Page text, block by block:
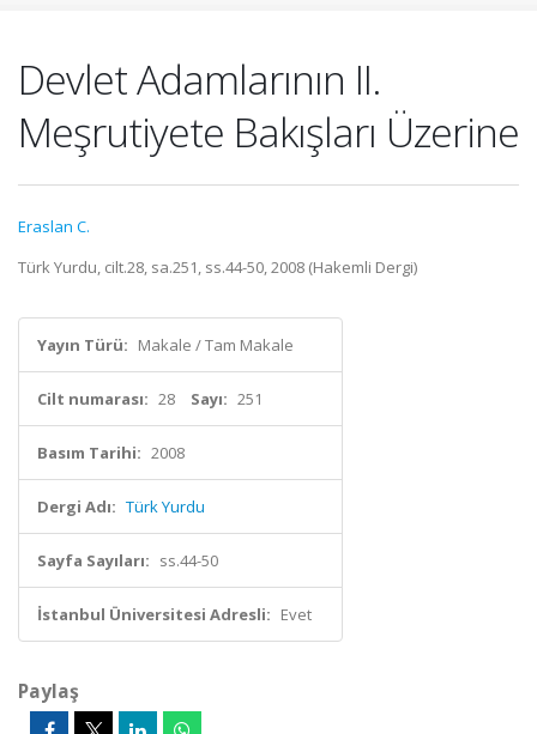
Devlet Adamlarının II.
Meşrutiyete Bakışları Üzerine
Eraslan C.
Türk Yurdu, cilt.28, sa.251, ss.44-50, 2008 (Hakemli Dergi)
Yayın Türü: Makale / Tam Makale
Cilt numarası: 28 Sayı: 251
Basım Tarihi: 2008
Dergi Adı: Türk Yurdu
Sayfa Sayıları: ss.44-50
İstanbul Üniversitesi Adresli: Evet
Paylaş